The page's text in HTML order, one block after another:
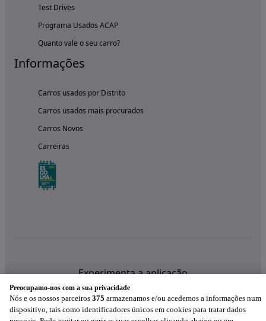
Test Drives
Programa Usados ACAP
Quanto vale o seu carro?
Informações
Carros usados por Distrito
Carros usados mais procurados
Carros Novos
Carreiras
Experimenta a aplicação
Preocupamo-nos com a sua privacidade
Nós e os nossos parceiros 375 armazenamos e/ou acedemos a informações num
dispositivo, tais como identificadores únicos em cookies para tratar dados